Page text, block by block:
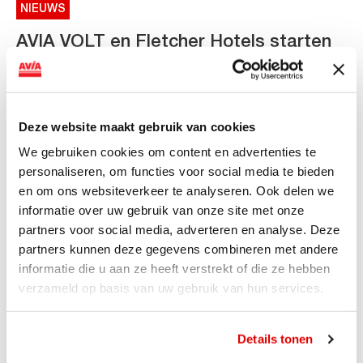
Deze website maakt gebruik van cookies
We gebruiken cookies om content en advertenties te
personaliseren, om functies voor social media te bieden
en om ons websiteverkeer te analyseren. Ook delen we
informatie over uw gebruik van onze site met onze
partners voor social media, adverteren en analyse. Deze
partners kunnen deze gegevens combineren met andere
informatie die u aan ze heeft verstrekt of die ze hebben
verzameld op basis van uw gebruik van hun services.
Details tonen
NIEUWS
AVIA VOLT en Fletcher Hotels starten
landelijke uitrol van DC-
van DC-snellaadinfrastructuur AVIA VOLT en...
Lees verder